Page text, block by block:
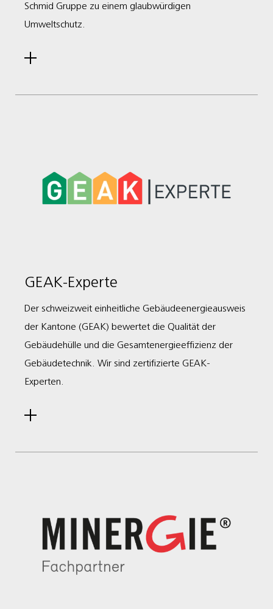
Schmid Gruppe zu einem glaubwürdigen
Umweltschutz.
GEAK-Experte
Der schweizweit einheitliche Gebäudeenergieausweis
der Kantone (GEAK) bewertet die Qualität der
Gebäudehülle und die Gesamtenergieeffizienz der
Gebäudetechnik. Wir sind zertifizierte GEAK-
Experten.